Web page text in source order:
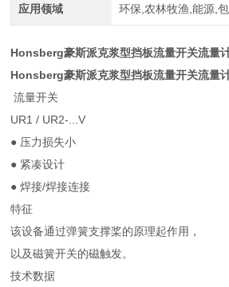
应用领域 环保,农林牧渔,能源,
Honsberg豪斯派克浆型挡板流量开关流量
Honsberg豪斯派克浆型挡板流量开关流量
流量开关
UR1 / UR2-...V
● 压力损失小
● 紧凑设计
● 焊接/焊接连接
特征
该设备通过弹簧支撑桨的原理起作用，
以及磁簧开关的磁触发。
技术数据